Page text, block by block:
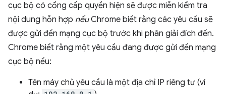
cục bộ có cổng cấp quyền hiện sẽ được miễn kiểm tra
nội dung hỗn hợp nếuChrome biết rằng các yêu cầu sẽ
được gửi đến mạng cục bộ trước khi phân giải đích đến.
Chrome biết rằng một yêu cầu đang được gửi đến mạng
cục bộ nếu:
Tên máy chủ yêu cầu là một địa chỉ IP riêng tư (ví